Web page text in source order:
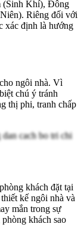
(Sinh Khí), Đông
Riêng đối với
xác định là hướng
ngôi nhà. Vì
chú ý tránh
thị phi, tranh chấp
khách đặt tại
kế ngôi nhà và
mắn trong sự
khách sao